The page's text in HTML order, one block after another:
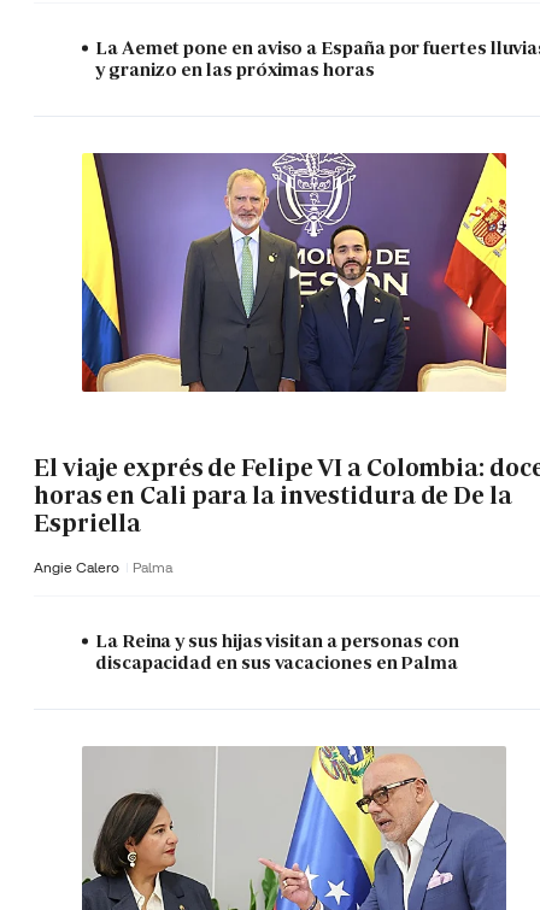
La Aemet pone en aviso a España por fuertes
y granizo en las próximas horas
El viaje exprés de Felipe VI a Colombia:
horas en Cali para la investidura de De la
Espriella
Angie Calero Palma
La Reina y sus hijas visitan a personas con
discapacidad en sus vacaciones en Palma